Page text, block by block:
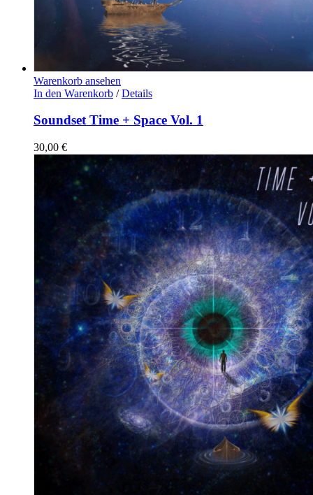
Warenkorb ansehen
In den Warenkorb / Details
Soundset Time + Space Vol. 1
30,00 €